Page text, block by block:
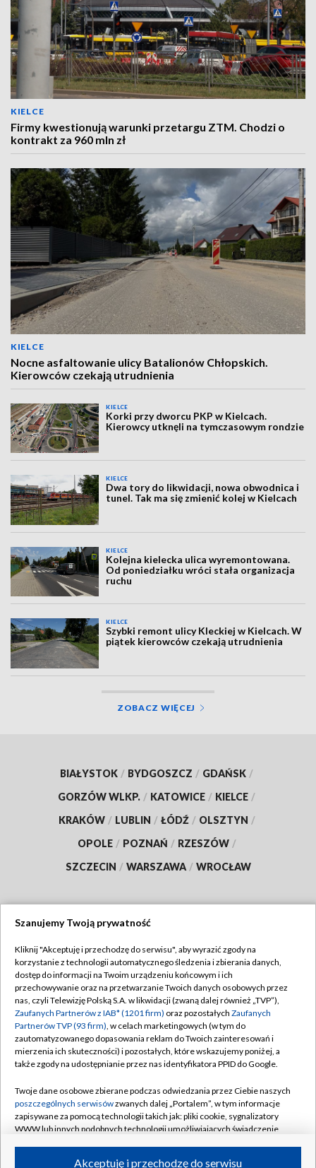
KIELCE
Firmy kwestionują warunki przetargu ZTM. Chodzi o
kontrakt za 960 mln zł
KIELCE
Nocne asfaltowanie ulicy Batalionów Chłopskich.
Kierowców czekają utrudnienia
KIELCE
Korki przy dworcu PKP w Kielcach.
Kierowcy utknęli na tymczasowym rondzie
KIELCE
Dwa tory do likwidacji, nowa obwodnica i
tunel. Tak ma się zmienić kolej w Kielcach
KIELCE
Kolejna kielecka ulica wyremontowana.
Od poniedziałku wróci stała organizacja
ruchu
KIELCE
Szybki remont ulicy Kleckiej w Kielcach. W
piątek kierowców czekają utrudnienia
ZOBACZ WIĘCEJ
BIAŁYSTOK / BYDGOSZCZ / GDAŃSK /
GORZÓW WLKP. / KATOWICE / KIELCE /
KRAKÓW / LUBLIN / ŁÓDŹ / OLSZTYN /
OPOLE / POZNAŃ / RZESZÓW /
SZCZECIN / WARSZAWA / WROCŁAW
TVP
Abonament TVP
Emisja w TVP
Centrum informacji TVP
Naziemna Telewizja Cyfrowa
Rada Programowa
System NOS
Informacje o nadawcy
Regulamin TVP
Polityka prywatności
Moje zgody
Pomoc
Kontakt
Kanały
Szanujemy Twoją prywatność
Kliknij "Akceptuję i przechodzę do serwisu", aby wyrazić zgody na
korzystanie z technologii automatycznego śledzenia i zbierania danych,
dostęp do informacji na Twoim urządzeniu końcowym i ich
przechowywanie oraz na przetwarzanie Twoich danych osobowych przez
nas, czyli Telewizję Polską S.A. w likwidacji (zwaną dalej również „TVP”),
Zaufanych Partnerów z IAB* (1201 firm) oraz pozostałych Zaufanych
Partnerów TVP (93 firm), w celach marketingowych (w tym do
zautomatyzowanego dopasowania reklam do Twoich zainteresowań i
mierzenia ich skuteczności) i pozostałych, które wskazujemy poniżej, a
także zgody na udostępnianie przez nas identyfikatora PPID do Google.
Twoje dane osobowe zbierane podczas odwiedzania przez Ciebie naszych
poszczególnych serwisówzwanych dalej „Portalem”, w tym informacje
zapisywane za pomocą technologii takich jak: pliki cookie, sygnalizatory
WWW lub innych podobnych technologii umożliwiających świadczenie
Akceptuję i przechodzę do serwisu